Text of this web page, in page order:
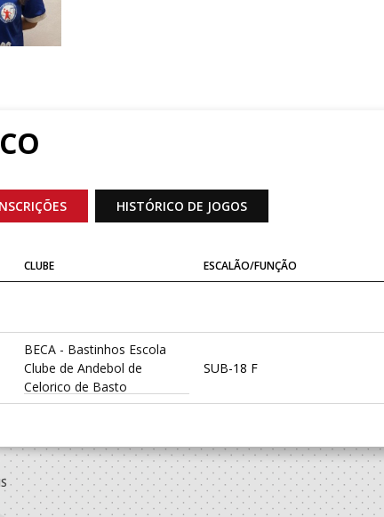
HISTÓRICO DE JOGOS
CLUBE ESCALÃO/FUNÇÃO
BECA - Bastinhos Escola
Clube de Andebol de
Celorico de Basto
SUB-18 F